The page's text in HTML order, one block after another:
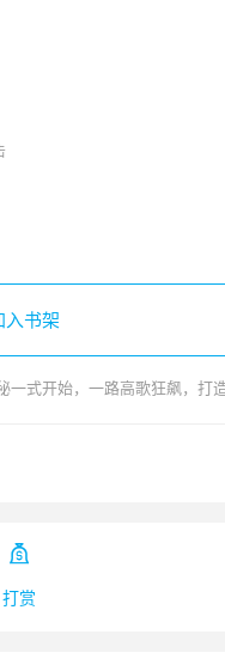
入书架
一式开始，一路高歌狂飙，打

打赏